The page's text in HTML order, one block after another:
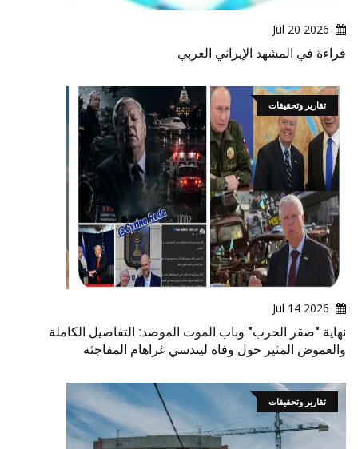
2026 Jul 20
قراءة في المشهد الإيراني العربي
تقارير وتحقيقات
2026 Jul 14
نهاية "صقر الحرب" وباب الموت الموصد: التفاصيل الكاملة
والغموض المثير حول وفاة ليندسي غراهام المفاجئة
تقارير وتحقيقات